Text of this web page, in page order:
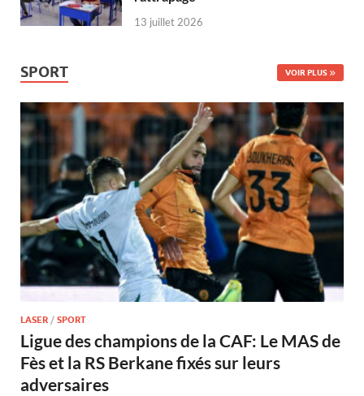
13 juillet 2026
SPORT VOIR PLUS
LASER / SPORT
Ligue des champions de la CAF: Le MAS de
Fès et la RS Berkane fixés sur leurs
adversaires